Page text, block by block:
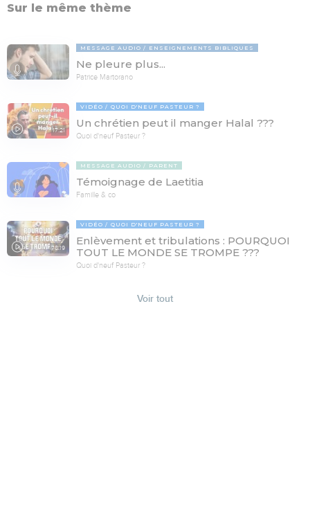
Sur le même thème
MESSAGE AUDIO ENSEIGNEMENTS BIBLIQUES
Ne pleure plus...
Patrice Martorano
17:21
VIDÉO QUOI D'NEUF PASTEUR ?
Un chrétien peut il manger Halal ???
Quoi d'neuf Pasteur ?
MESSAGE AUDIO PARENT
Témoignage de Laetitia
Famille & co
78:19
VIDÉO QUOI D'NEUF PASTEUR ?
Enlèvement et tribulations : POURQUOI
TOUT LE MONDE SE TROMPE ???
Quoi d'neuf Pasteur ?
Voir tout